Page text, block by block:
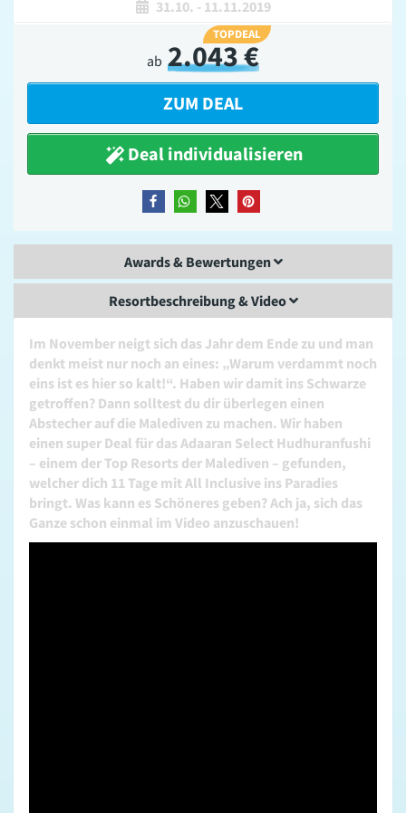
31.10. - 11.11.2019
ab 2.043 €
TOPDEAL
ZUM DEAL
Deal individualisieren
Awards & Bewertungen
Resortbeschreibung & Video
Im November neigt sich das Jahr dem Ende zu und man
denkt meist nur noch an eines: „Warum verdammt noch
eins ist es hier so kalt!“. Haben wir damit ins Schwarze
getroffen? Dann solltest du dir überlegen einen
Abstecher auf die Malediven zu machen. Wir haben
einen super Deal für das Adaaran Select Hudhuranfushi
– einem der Top Resorts der Malediven – gefunden,
welcher dich 11 Tage mit All Inclusive ins Paradies
bringt. Was kann es Schöneres geben? Ach ja, sich das
Ganze schon einmal im Video anzuschauen!